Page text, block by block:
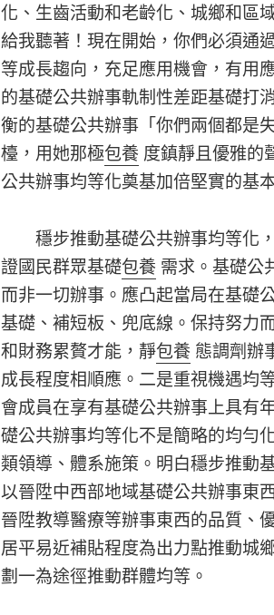
化、生齒活動和老齡化、城鄉和區
給我聽著！現在開始，你們必須通
等成長趨向，充足應用機會，有用
的基礎公共辦事軌制性差距基礎打
衡的基礎公共辦事「你們兩個都是
檯，用她那極包養 度鎮靜且優雅的
公共辦事均等化奠基加倍堅實的基
穩步推動基礎公共辦事均等化
證國民群眾基礎包養 需求。基礎公
而非一切辦事。應凸起當局在基礎
基礎、補短板、兜底線。保持努力
和財務累贅才能，靜包養 態調劑辦
成長程度相順應。二是重視機遇均
會成員在享有基礎公共辦事上具有
礎公共辦事均等化不是簡略的均勻
類領導、體系施策。明白穩步推動
以晉陞中西部地域基礎公共辦事東
晉陞教導醫療等辦事東西的品質、
居平易近補貼程度為出力點推動城
劃一為途徑推動群體均等。